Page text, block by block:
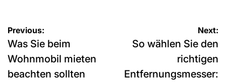
Post
navigation
Previous:
Was Sie beim
Wohnmobil mieten
beachten sollten
Next:
So wählen Sie den
richtigen
Entfernungsmesser: